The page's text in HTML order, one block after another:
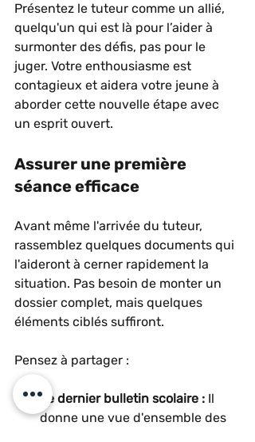
Présentez le tuteur comme un allié,
quelqu'un qui est là pour l’aider à
surmonter des défis, pas pour le
juger. Votre enthousiasme est
contagieux et aidera votre jeune à
aborder cette nouvelle étape avec
un esprit ouvert.
Assurer une première
séance efficace
Avant même l'arrivée du tuteur,
rassemblez quelques documents qui
l'aideront à cerner rapidement la
situation. Pas besoin de monter un
dossier complet, mais quelques
éléments ciblés suffiront.
Pensez à partager :
Le dernier bulletin scolaire : Il
donne une vue d'ensemble des